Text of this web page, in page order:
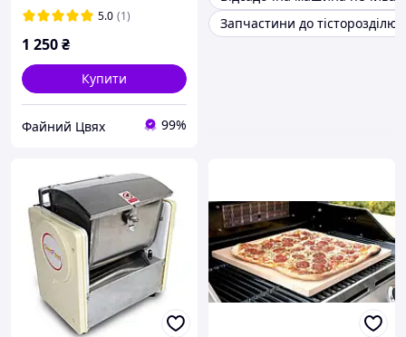
5.0 (1)
1 250₴
Купити
Файний Цвях 99%
Запчастини до